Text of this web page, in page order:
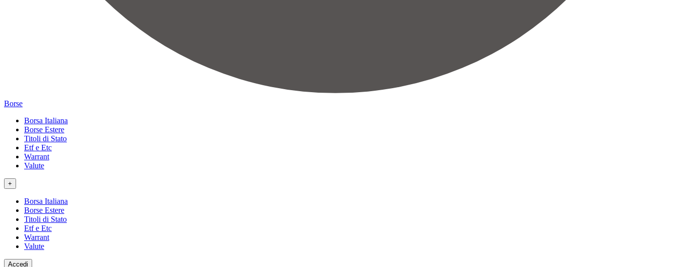
Borse
Borsa Italiana
Borse Estere
Titoli di Stato
Etf e Etc
Warrant
Valute
+
Borsa Italiana
Borse Estere
Titoli di Stato
Etf e Etc
Warrant
Valute
Accedi